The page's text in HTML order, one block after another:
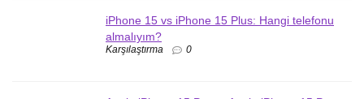
iPhone 15 vs iPhone 15 Plus: Hangi telefonu
almalıyım?
Karşılaştırma 0